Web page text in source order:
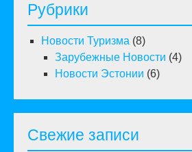
Рубрики
Новости Туризма (8)
Зарубежные Новости (4)
Новости Эстонии (6)
Свежие записи